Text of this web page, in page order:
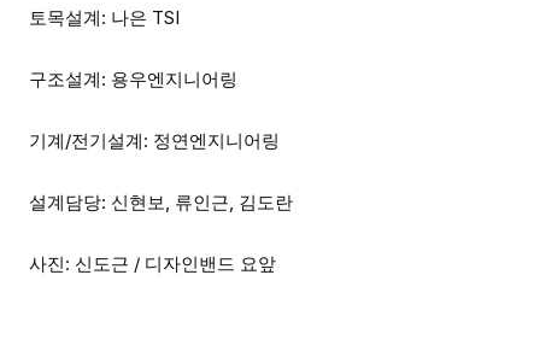
토목설계: 나은 TSI
구조설계: 용우엔지니어링
기계/전기설계: 정연엔지니어링
설계담당: 신현보, 류인근, 김도란
사진: 신도근 / 디자인밴드 요앞